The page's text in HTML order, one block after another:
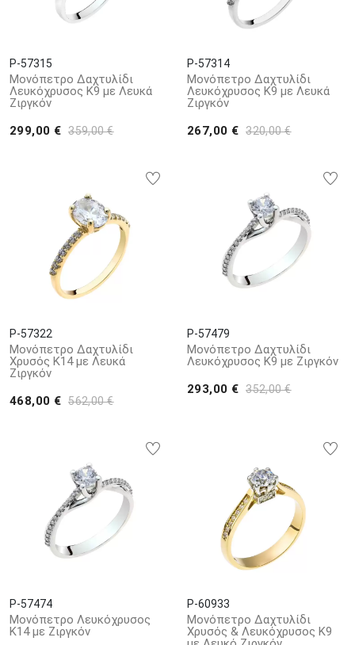
P-57315
Μονόπετρο Δαχτυλίδι
Λευκόχρυσος Κ9 με Λευκά
Ζιργκόν
299,00 € 359,00 €
P-57314
Μονόπετρο Δαχτυλίδι
Λευκόχρυσος Κ9 με Λευκά
Ζιργκόν
267,00 € 320,00 €
P-57322
Μονόπετρο Δαχτυλίδι
Χρυσός Κ14 με Λευκά
Ζιργκόν
468,00 € 562,00 €
P-57479
Μονόπετρο Δαχτυλίδι
Λευκόχρυσος Κ9 με Ζιργκόν
293,00 € 352,00 €
P-57474
Μονόπετρο Λευκόχρυσος
Κ14 με Ζιργκόν
P-60933
Μονόπετρο Δαχτυλίδι
Χρυσός & Λευκόχρυσος Κ9